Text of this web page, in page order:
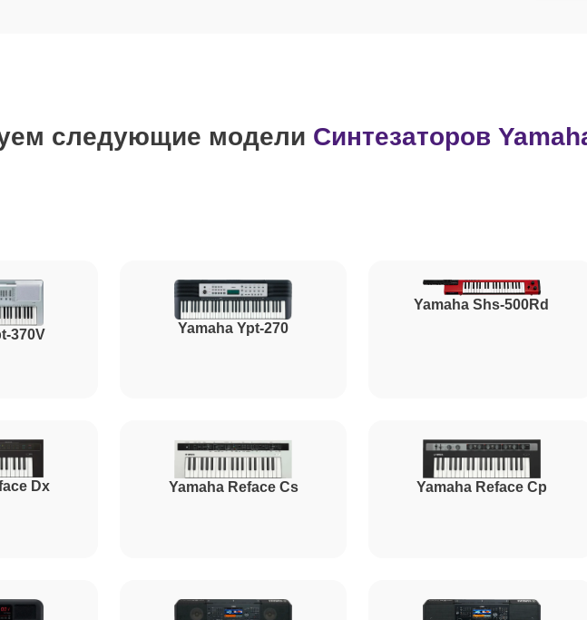
следующие модели Синтезаторов
370V Yamaha Ypt-270
Yamaha Shs-500Rd
Dx Yamaha Reface Cs Yamaha Reface Cp